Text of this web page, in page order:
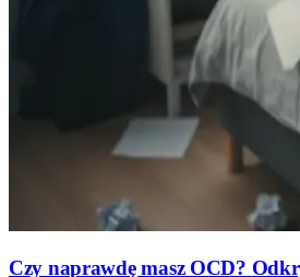
Czy naprawdę masz OCD?